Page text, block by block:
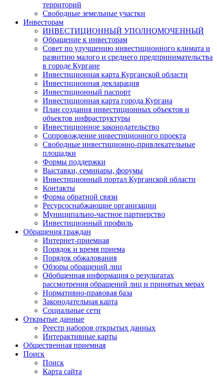
территорий
Свободные земельные участки
Инвесторам
ИНВЕСТИЦИОННЫЙ УПОЛНОМОЧЕННЫЙ
Обращение к инвесторам
Совет по улучшению инвестиционного климата и
развитию малого и среднего предпринимательства
в городе Кургане
Инвестиционная карта Курганской области
Инвестиционная декларация
Инвестиционный паспорт
Инвестиционная карта города Кургана
План создания инвестиционных объектов и
объектов инфраструктуры
Инвестиционное законодательство
Сопровождение инвестиционного проекта
Свободные инвестиционно-привлекательные
площадки
Формы поддержки
Выставки, семинары, форумы
Инвестиционный портал Курганской области
Контакты
Форма обратной связи
Ресурсоснабжающие организации
Муниципально-частное партнерство
Инвестиционный профиль
Обращения граждан
Интернет-приемная
Порядок и время приема
Порядок обжалования
Обзоры обращений лиц
Обобщенная информация о результатах
рассмотрения обращений лиц и принятых мерах
Нормативно-правовая база
Законодательная карта
Социальные сети
Открытые данные
Реестр наборов открытых данных
Интерактивные карты
Общественная приемная
Поиск
Поиск
Карта сайта